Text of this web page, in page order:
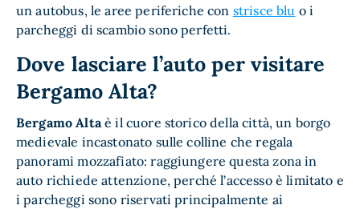
un autobus, le aree periferiche con strisce blu o i
parcheggi di scambio sono perfetti.
Dove lasciare l’auto per visitare
Bergamo Alta?
Bergamo Altaè il cuore storico della città, un borgo
medievale incastonato sulle colline che regala
panorami mozzafiato: raggiungere questa zona in
auto richiede attenzione, perché l’accesso è limitato e
i parcheggi sono riservati principalmente ai